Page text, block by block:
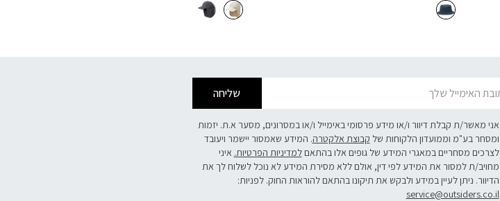
שליחה
אני מאשר/ת קבלת דיוור ו/או מידע פרסומי באימייל ו/או במסרונים, מסער א.ת. יזמות
ומסחר בע"מ וממועדון הלקוחות של קבוצת אלקטרה. המידע שאמסור יישמר ויעובד
לצרכים מסחריים במאגרי המידע של גופים אלו בהתאםלמדיניות הפרטיות. איני
מחויב/ת למסור את המידע לפי דין, אולם ללא מסירת המידע לא נוכל לשלוח לך את
הדיוור. ניתן לעיין במידע ולבקש את תיקונו בהתאם להוראות החוק. לפניות:
service@outsiders.co.il